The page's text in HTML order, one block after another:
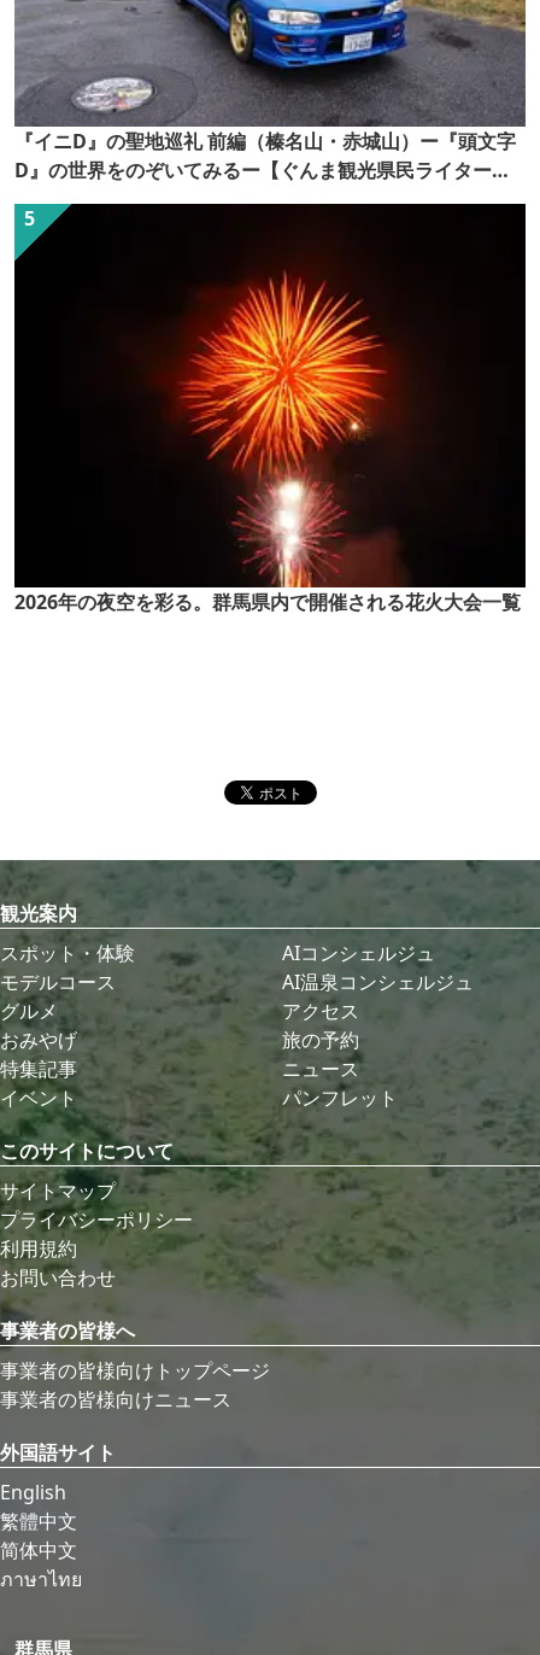
『イニD』の聖地巡礼 前編（榛名山・赤城山）ー『頭文字
D』の世界をのぞいてみるー【ぐんま観光県民ライター
（ぐん記者）】
2026年の夜空を彩る。群馬県内で開催される花火大会一覧
観光案内
スポット・体験
モデルコース
グルメ
おみやげ
特集記事
イベント
AIコンシェルジュ
AI温泉コンシェルジュ
アクセス
旅の予約
ニュース
パンフレット
このサイトについて
サイトマップ
プライバシーポリシー
利用規約
お問い合わせ
事業者の皆様へ
事業者の皆様向けトップページ
事業者の皆様向けニュース
外国語サイト
English
繁體中文
简体中文
ภาษาไทย
群馬県